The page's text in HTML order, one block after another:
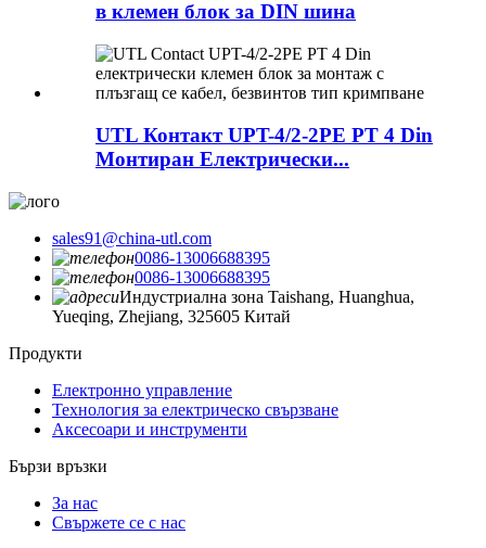
в клемен блок за DIN шина
UTL Контакт UPT-4/2-2PE PT 4 Din
Монтиран Електрически...
sales91@china-utl.com
0086-13006688395
0086-13006688395
Индустриална зона Taishang, Huanghua,
Yueqing, Zhejiang, 325605 Китай
Продукти
Електронно управление
Технология за електрическо свързване
Аксесоари и инструменти
Бързи връзки
За нас
Свържете се с нас